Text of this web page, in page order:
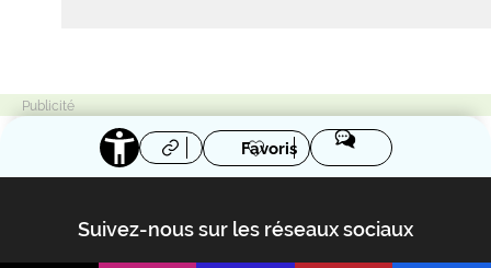
Favoris
Suivez-nous sur les réseaux sociaux